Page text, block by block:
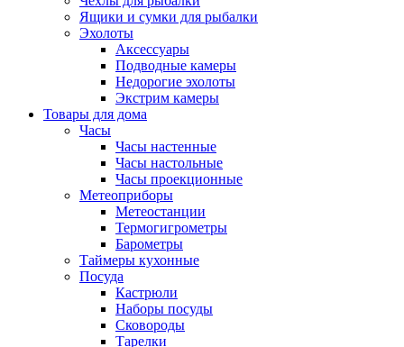
Ящики и сумки для рыбалки
Эхолоты
Аксессуары
Подводные камеры
Недорогие эхолоты
Экстрим камеры
Товары для дома
Часы
Часы настенные
Часы настольные
Часы проекционные
Метеоприборы
Метеостанции
Термогигрометры
Барометры
Таймеры кухонные
Посуда
Кастрюли
Наборы посуды
Сковороды
Тарелки